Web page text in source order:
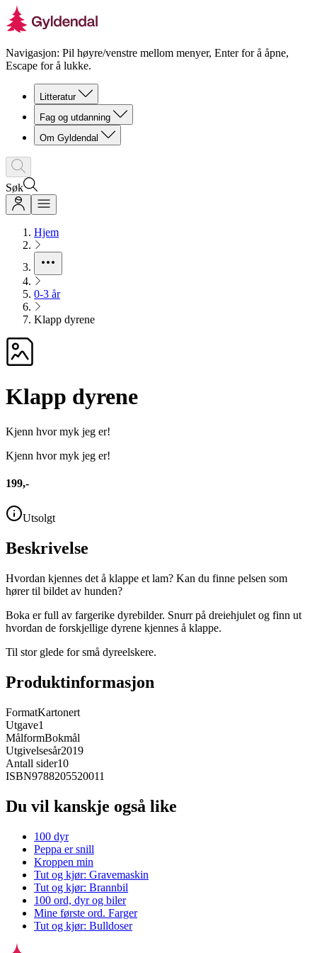
Navigasjon: Pil høyre/venstre mellom menyer, Enter for å åpne,
Escape for å lukke.
Litteratur
Fag og utdanning
Om Gyldendal
Søk
Hjem
0-3 år
Klapp dyrene
Klapp dyrene
Kjenn hvor myk jeg er!
Kjenn hvor myk jeg er!
199,-
Utsolgt
Beskrivelse
Hvordan kjennes det å klappe et lam? Kan du finne pelsen som
hører til bildet av hunden?
Boka er full av fargerike dyrebilder. Snurr på dreiehjulet og finn ut
hvordan de forskjellige dyrene kjennes å klappe.
Til stor glede for små dyreelskere.
Produktinformasjon
FormatKartonert
Utgave1
MålformBokmål
Utgivelsesår2019
Antall sider10
ISBN9788205520011
Du vil kanskje også like
100 dyr
Peppa er snill
Kroppen min
Tut og kjør: Gravemaskin
Tut og kjør: Brannbil
100 ord, dyr og biler
Mine første ord. Farger
Tut og kjør: Bulldoser